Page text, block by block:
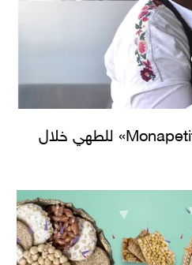
تعرف على كورسات «Monapetit» للطهي خلال